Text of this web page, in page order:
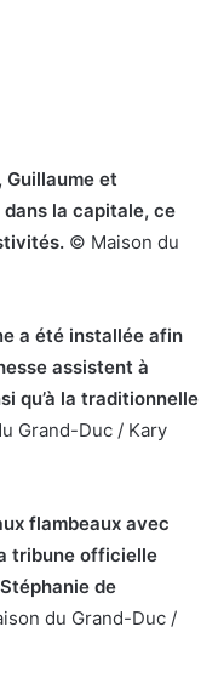
et
la capitale, ce
© Maison du
a été installée afin
assistent à
qu’à la traditionnelle
Grand-Duc / Kary
flambeaux avec
tribune officielle
de
du Grand-Duc /